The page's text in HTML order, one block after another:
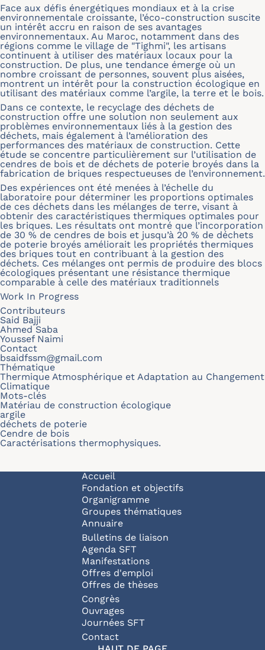
Face aux défis énergétiques mondiaux et à la crise
environnementale croissante, l’éco-construction suscite
un intérêt accru en raison de ses avantages
environnementaux. Au Maroc, notamment dans des
régions comme le village de "Tighmi", les artisans
continuent à utiliser des matériaux locaux pour la
construction. De plus, une tendance émerge où un
nombre croissant de personnes, souvent plus aisées,
montrent un intérêt pour la construction écologique en
utilisant des matériaux comme l’argile, la terre et le bois.
Dans ce contexte, le recyclage des déchets de
construction offre une solution non seulement aux
problèmes environnementaux liés à la gestion des
déchets, mais également à l’amélioration des
performances des matériaux de construction. Cette
étude se concentre particulièrement sur l’utilisation de
cendres de bois et de déchets de poterie broyés dans la
fabrication de briques respectueuses de l’environnement.
Des expériences ont été menées à l’échelle du
laboratoire pour déterminer les proportions optimales
de ces déchets dans les mélanges de terre, visant à
obtenir des caractéristiques thermiques optimales pour
les briques. Les résultats ont montré que l’incorporation
de 30 % de cendres de bois et jusqu’à 20 % de déchets
de poterie broyés améliorait les propriétés thermiques
des briques tout en contribuant à la gestion des
déchets. Ces mélanges ont permis de produire des blocs
écologiques présentant une résistance thermique
comparable à celle des matériaux traditionnels
Work In Progress
Contributeurs
Said Bajji
Ahmed Saba
Youssef Naimi
Contact
bsaidfssm@gmail.com
Thématique
Thermique Atmosphérique et Adaptation au Changement
Climatique
Mots-clés
Matériau de construction écologique
argile
déchets de poterie
Cendre de bois
Caractérisations thermophysiques.
Navigation principale
Accueil
Fondation et objectifs
Organigramme
Groupes thématiques
Annuaire
Bulletins de liaison
Agenda SFT
Manifestations
Offres d'emploi
Offres de thèses
Congrès
Ouvrages
Journées SFT
Pied de page
Contact